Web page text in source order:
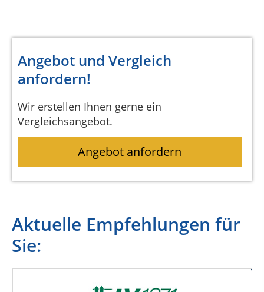
Angebot und Vergleich
anfordern!
Wir erstellen Ihnen gerne ein
Vergleichsangebot.
Angebot anfordern
Aktuelle Empfehlungen für
Sie: